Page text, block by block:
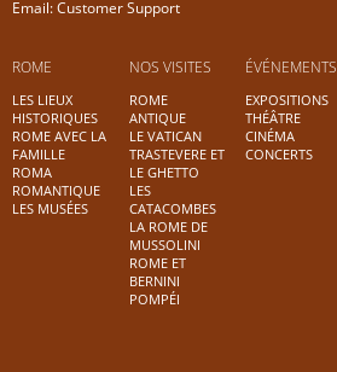
Email: Customer Support
ROME
LES LIEUX
HISTORIQUES
ROME AVEC LA
FAMILLE
ROMA
ROMANTIQUE
LES MUSÉES
NOS VISITES
ROME
ANTIQUE
LE VATICAN
TRASTEVERE ET
LE GHETTO
LES
CATACOMBES
LA ROME DE
MUSSOLINI
ROME ET
BERNINI
POMPÉI
ÉVÉNEMENTS
EXPOSITIONS
THÉÂTRE
CINÉMA
CONCERTS